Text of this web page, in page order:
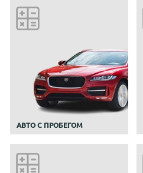
АВТО С ПРОБЕГОМ